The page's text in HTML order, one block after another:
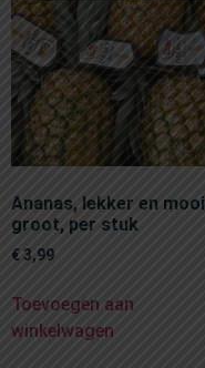
Ananas, lekker en mooi
groot, per stuk
€ 3,99
Toevoegen aan
winkelwagen